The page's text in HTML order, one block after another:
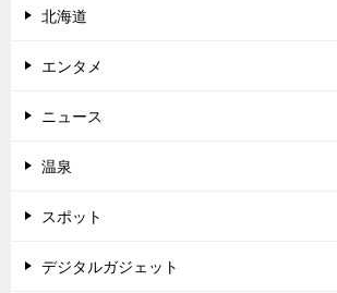
北海道
エンタメ
ニュース
温泉
スポット
デジタルガジェット